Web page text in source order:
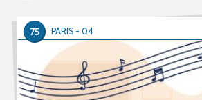
PARIS - 04
75